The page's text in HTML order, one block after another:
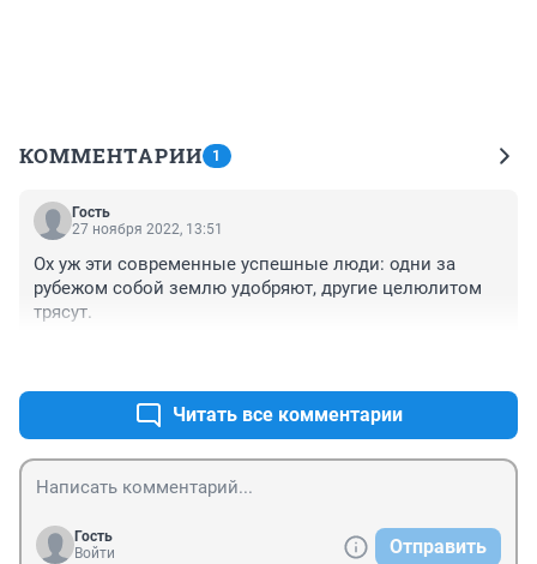
КОММЕНТАРИИ 1
Гость
27 ноября 2022, 13:51
Ох уж эти современные успешные люди: одни за
рубежом собой землю удобряют, другие целюлитом
трясут.
Читать все комментарии
Гость
Войти
Отправить